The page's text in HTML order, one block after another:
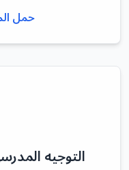
حمل
التوجيه